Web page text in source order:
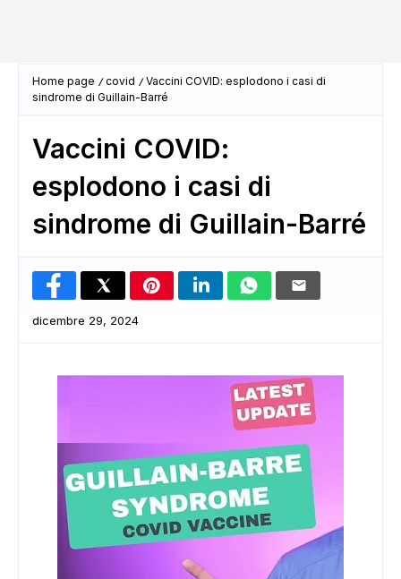
Home page covid
Vaccini COVID: esplodono i casi di
sindrome di Guillain-Barré
Vaccini COVID:
esplodono i casi di
sindrome di Guillain-Barré
dicembre 29, 2024